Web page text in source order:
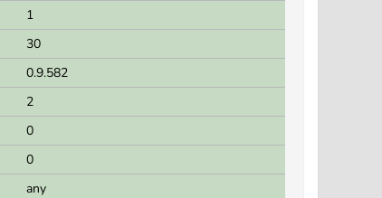
1
30
0.9.582
2
0
0
any